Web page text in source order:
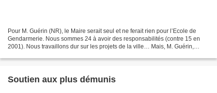
Pour M. Guérin (NR), le Maire serait seul et ne ferait rien pour l’Ecole de
Gendarmerie. Nous sommes 24 à avoir des responsabilités (contre 15 en
2001). Nous travaillons dur sur les projets de la ville… Mais, M. Guérin,
Soutien aux plus démunis